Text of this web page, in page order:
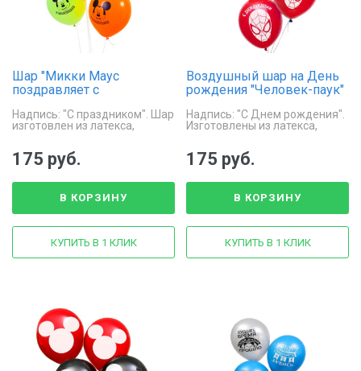
Шар "Микки Маус
поздравляет с
Надпись: "С праздником". Шар
изготовлен из латекса,
175 руб.
В КОРЗИНУ
КУПИТЬ В 1 КЛИК
Воздушный шар на День
рождения "Человек-паук"
Надпись: "С Днем рождения".
Изготовлены из латекса,
175 руб.
В КОРЗИНУ
КУПИТЬ В 1 КЛИК